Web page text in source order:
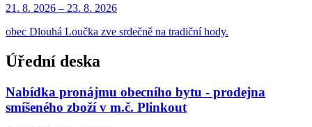
21. 8. 2026 – 23. 8. 2026
obec Dlouhá Loučka zve srdečně na tradiční hody.
Úřední deska
Nabídka pronájmu obecního bytu - prodejna
smíšeného zboží v m.č. Plinkout